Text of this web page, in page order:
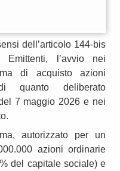
dell’articolo 144-bis
l’avvio nei
di acquisto azioni
quanto deliberato
7 maggio 2026 e nei
autorizzato per un
azioni ordinarie
del capitale sociale) e